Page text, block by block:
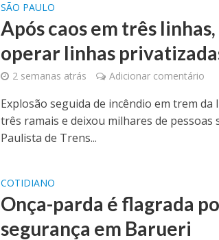
SÃO PAULO
Após caos em três
operar linhas
2 semanas atrás Adicionar comentário
Explosão seguida de incêndio em trem
três ramais e deixou milhares de
Paulista de Trens...
COTIDIANO
Onça-parda é flagrada
segurança em Barueri